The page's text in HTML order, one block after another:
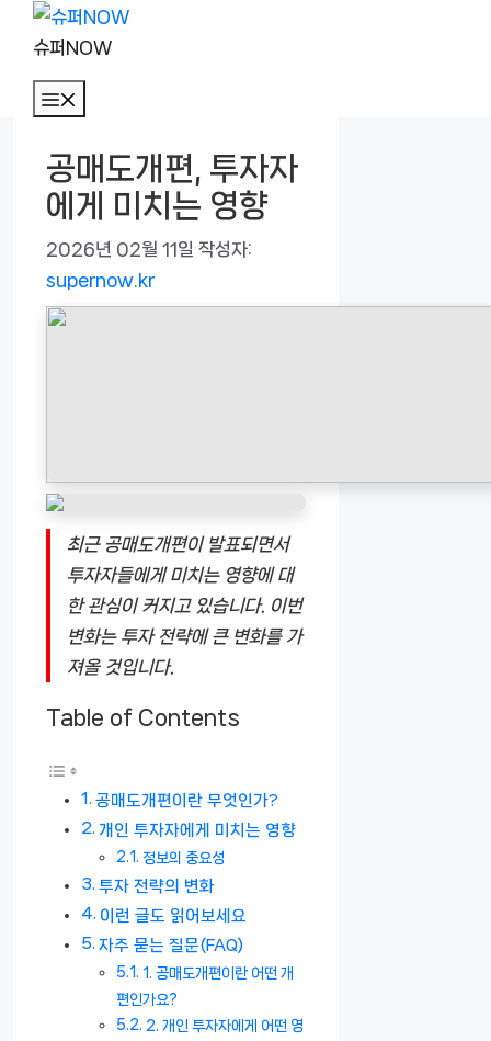
슈퍼NOW
공매도개편, 투자자
에게 미치는 영향
2026년 02월 11일 작성자:
supernow.kr
최근 공매도개편이 발표되면서
투자자들에게 미치는 영향에 대
한 관심이 커지고 있습니다. 이번
변화는 투자 전략에 큰 변화를 가
져올 것입니다.
Table of Contents
공매도개편이란 무엇인가?
개인 투자자에게 미치는 영향
정보의 중요성
투자 전략의 변화
이런 글도 읽어보세요
자주 묻는 질문(FAQ)
1. 공매도개편이란 어떤 개
편인가요?
2. 개인 투자자에게 어떤 영